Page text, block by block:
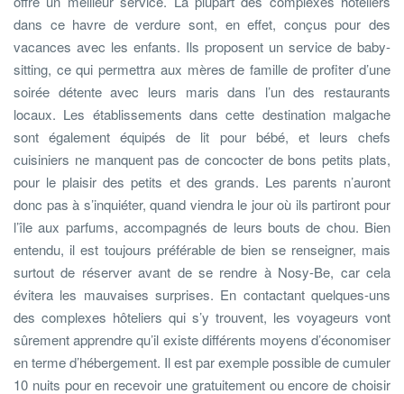
dans ce havre de verdure sont, en effet, conçus pour des
vacances avec les enfants. Ils proposent un service de baby-
sitting, ce qui permettra aux mères de famille de profiter d’une
soirée détente avec leurs maris dans l’un des restaurants
locaux. Les établissements dans cette destination malgache
sont également équipés de lit pour bébé, et leurs chefs
cuisiniers ne manquent pas de concocter de bons petits plats,
pour le plaisir des petits et des grands. Les parents n’auront
donc pas à s’inquiéter, quand viendra le jour où ils partiront pour
l’île aux parfums, accompagnés de leurs bouts de chou. Bien
entendu, il est toujours préférable de bien se renseigner, mais
surtout de réserver avant de se rendre à Nosy-Be, car cela
évitera les mauvaises surprises. En contactant quelques-uns
des complexes hôteliers qui s’y trouvent, les voyageurs vont
sûrement apprendre qu’il existe différents moyens d’économiser
en terme d’hébergement. Il est par exemple possible de cumuler
10 nuits pour en recevoir une gratuitement ou encore de choisir